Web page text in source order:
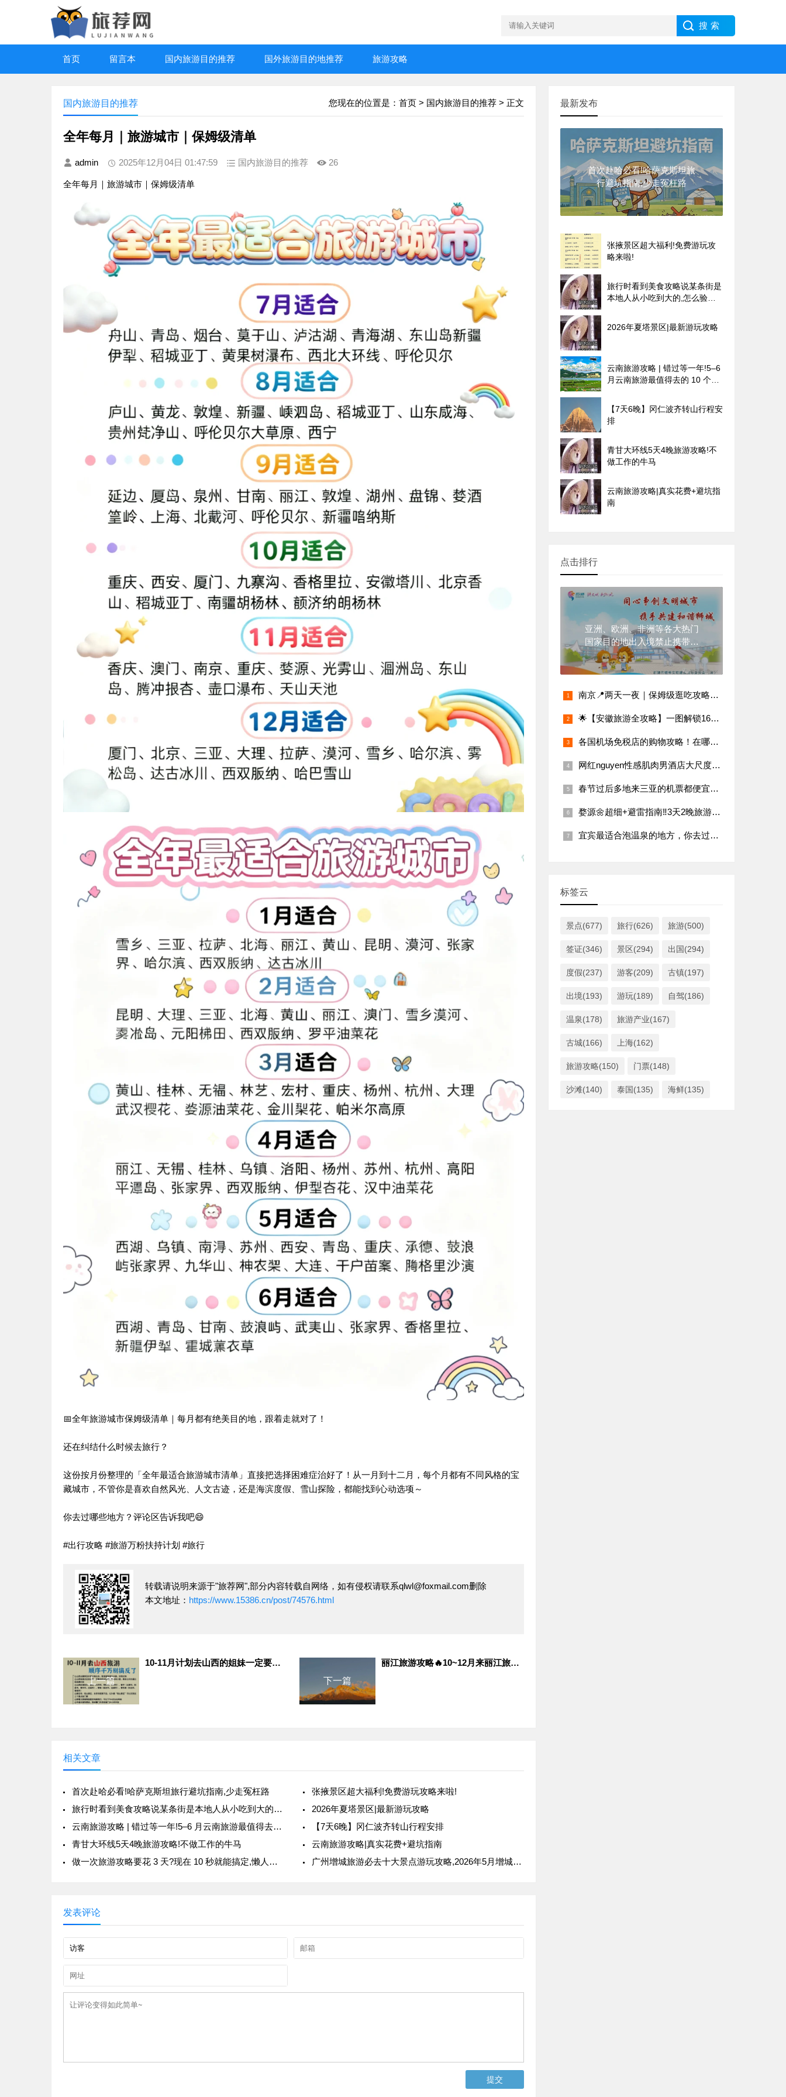
首页 留言本 国内旅游目的推荐 国外旅游目的地推荐 旅游攻略
您现在的位置是： 首页 > 国内旅游目的推荐 > 正文
国内旅游目的推荐
全年每月｜旅游城市｜保姆级清单
admin 2025年12月04日 01:47:59 国内旅游目的推荐 26
全年每月｜旅游城市｜保姆级清单
📅全年旅游城市保姆级清单｜每月都有绝美目的地，跟着走就对了！
还在纠结什么时候去旅行？
这份按月份整理的「全年最适合旅游城市清单」直接把选择困难症治好了！从一月到十二月，每个月都有不同风格的宝
藏城市，不管你是喜欢自然风光、人文古迹，还是海滨度假、雪山探险，都能找到心动选项～
你去过哪些地方？评论区告诉我吧😄
#出行攻略 #旅游万粉扶持计划 #旅行
转载请说明来源于"旅荐网",部分内容转载自网络，如有侵权请联系qlwl@foxmail.com删除
本文地址： https://www.15386.cn/post/74576.html
上一篇
10-11月计划去山西的姐妹一定要看！！！
下一篇
丽江旅游攻略🔥10~12月来丽江旅游必看✅
相关文章
首次赴哈必看!哈萨克斯坦旅行避坑指南,少走冤枉路
张掖景区超大福利!免费游玩攻略来啦!
旅行时看到美食攻略说某条街是本地人从小吃到大的,怎么验证真假?
2026年夏塔景区|最新游玩攻略
云南旅游攻略 | 错过等一年!5–6 月云南旅游最值得去的 10 个地方,全是当季限定!
【7天6晚】冈仁波齐转山行程安排
青甘大环线5天4晚旅游攻略!不做工作的牛马
云南旅游攻略|真实花费+避坑指南
做一次旅游攻略要花 3 天?现在 10 秒就能搞定,懒人必看
广州增城旅游必去十大景点游玩攻略,2026年5月增城旅游全攻略出炉,吃住行玩一篇搞定,建议收藏 推荐收藏游玩
发表评论
最新发布
首次赴哈必看!哈萨克斯坦旅
行避坑指南,少走冤枉路
张掖景区超大福利!免费游玩攻
略来啦!
旅行时看到美食攻略说某条街是
本地人从小吃到大的,怎么验证
2026年夏塔景区|最新游玩攻略
云南旅游攻略 | 错过等一年!5–6
月云南旅游最值得去的 10 个地
【7天6晚】冈仁波齐转山行程安
排
青甘大环线5天4晚旅游攻略!不
做工作的牛马
云南旅游攻略|真实花费+避坑指
南
点击排行
亚洲、欧洲、非洲等各大热门
国家目的地出入境禁止携带物
品、现金明细
南京📍两天一夜｜保姆级逛吃攻略，超详细
🌟【安徽旅游全攻略】一图解锁16城必玩景点
各国机场免税店的购物攻略！在哪个机场买东西最划算？
网红nguyen性感肌肉男酒店大尺度写真,无法阻挡的男性荷尔蒙
春节过后多地来三亚的机票都便宜啦！
婺源🌼超细+避雷指南‼️3天2晚旅游攻略（景点
宜宾最适合泡温泉的地方，你去过几个？
标签云
景点(677) 旅行(626) 旅游(500)
签证(346) 景区(294) 出国(294)
度假(237) 游客(209) 古镇(197)
出境(193) 游玩(189) 自驾(186)
温泉(178) 旅游产业(167)
古城(166) 上海(162)
旅游攻略(150) 门票(148)
沙滩(140) 泰国(135) 海鲜(135)